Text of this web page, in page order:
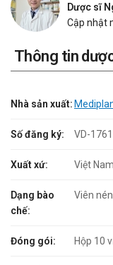
Dược sĩ
Cập nhật
Thông tin
Nhà sản xuất:
Số đăng ký: VD-
Xuất xứ: Việt Nam
Dạng bào
chế:
Viên nén
Đóng gói: Hộp 10